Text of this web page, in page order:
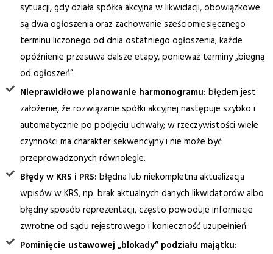
sytuacji, gdy działa spółka akcyjna w likwidacji, obowiązkowe
są dwa ogłoszenia oraz zachowanie sześciomiesięcznego
terminu liczonego od dnia ostatniego ogłoszenia; każde
opóźnienie przesuwa dalsze etapy, ponieważ terminy „biegną
od ogłoszeń”.
Nieprawidłowe planowanie harmonogramu: błędem jest
założenie, że rozwiązanie spółki akcyjnej następuje szybko i
automatycznie po podjęciu uchwały; w rzeczywistości wiele
czynności ma charakter sekwencyjny i nie może być
przeprowadzonych równolegle.
Błędy w KRS i PRS: błędna lub niekompletna aktualizacja
wpisów w KRS, np. brak aktualnych danych likwidatorów albo
błędny sposób reprezentacji, często powoduje informacje
zwrotne od sądu rejestrowego i konieczność uzupełnień.
Pominięcie ustawowej „blokady” podziału majątku: